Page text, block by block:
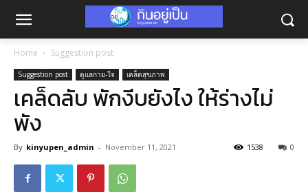
Home Suggestion post
Suggestion post ดูแลกาย-ใจ เคล็ดสุขภาพ
เคล็ดลับ พักงีบยังไง ให้ร่างไม่
พัง
By kinyupen_admin - November 11, 2021 0
1538